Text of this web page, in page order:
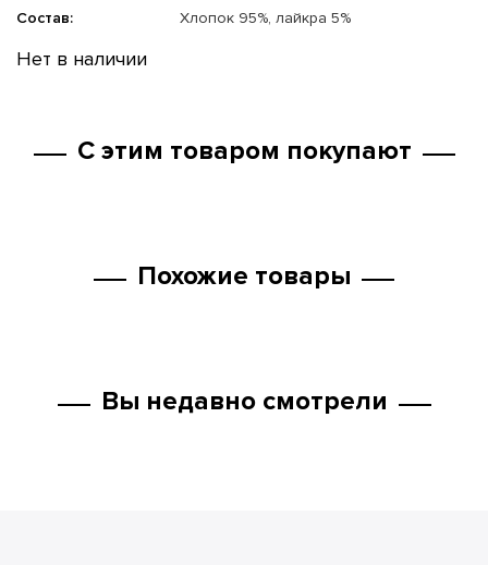
Состав: Хлопок 95%, лайкра 5%
Нет в наличии
С этим товаром покупают
Похожие товары
Вы недавно смотрели